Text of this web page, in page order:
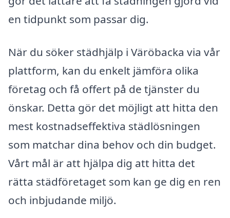
en tidpunkt som passar dig.
När du söker städhjälp i Väröbacka via vår
plattform, kan du enkelt jämföra olika
företag och få offert på de tjänster du
önskar. Detta gör det möjligt att hitta den
mest kostnadseffektiva städlösningen
som matchar dina behov och din budget.
Vårt mål är att hjälpa dig att hitta det
rätta städföretaget som kan ge dig en ren
och inbjudande miljö.